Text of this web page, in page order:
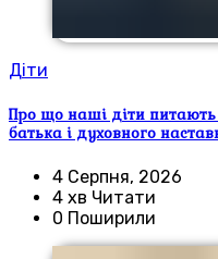
Діти
Про що наші діти
батька і духовного
4 Серпня, 2026
4 хв Читати
0 Поширили